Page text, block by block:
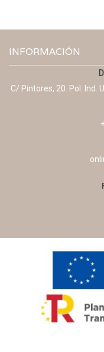
INFORMACIÓN
C/ Pintores, 20. Pol. Ind.